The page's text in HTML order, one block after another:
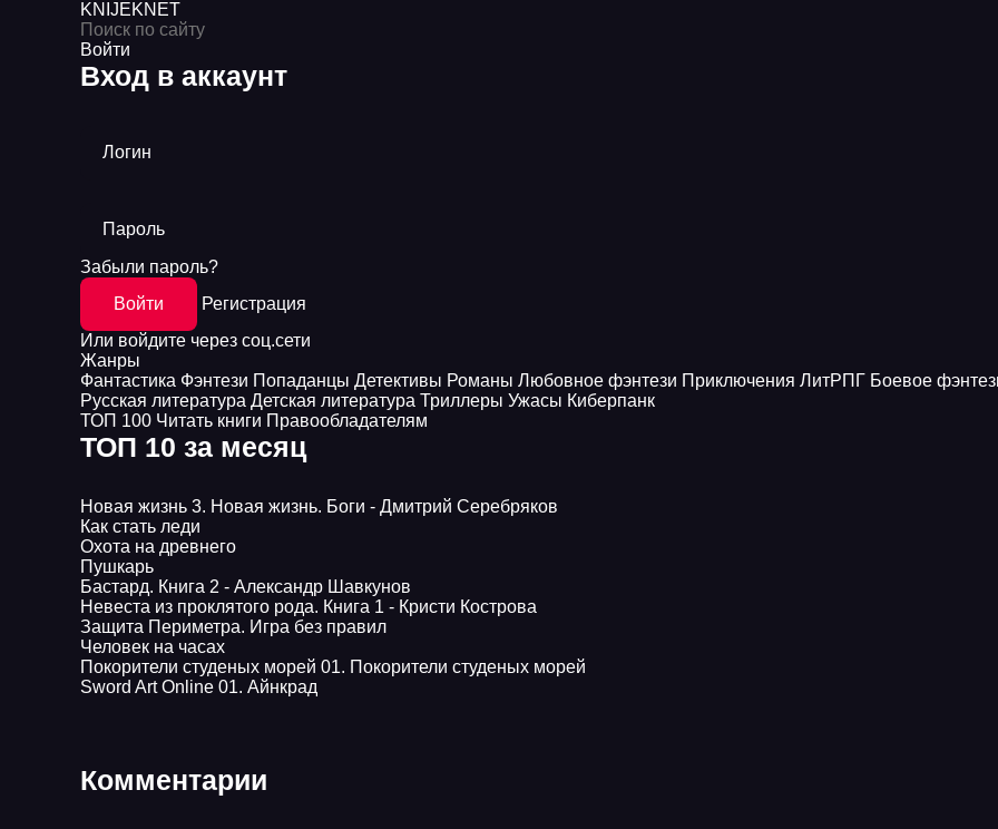
KNIJEKNET
Войти
Вход в аккаунт
Логин
Пароль
Забыли пароль?
Войти
Регистрация
Или войдите через соц.сети
Жанры
Фантастика Фэнтези Попаданцы Детективы Романы Любовное фэнтези Приключения ЛитРПГ Боевое
Русская литература Детская литература Триллеры Ужасы Киберпанк
ТОП 100 Читать книги Правообладателям
ТОП 10 за месяц
Новая жизнь 3. Новая жизнь. Боги - Дмитрий Серебряков
Как стать леди
Охота на древнего
Пушкарь
Бастард. Книга 2 - Александр Шавкунов
Невеста из проклятого рода. Книга 1 - Кристи Кострова
Защита Периметра. Игра без правил
Человек на часах
Покорители студеных морей 01. Покорители студеных морей
Sword Art Online 01. Айнкрад
Комментарии